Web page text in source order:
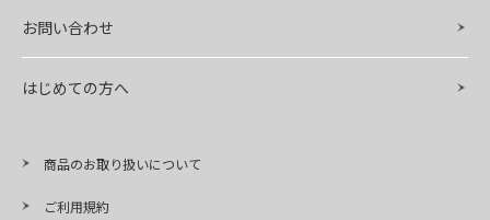
お問い合わせ
はじめての方へ
商品のお取り扱いについて
ご利用規約